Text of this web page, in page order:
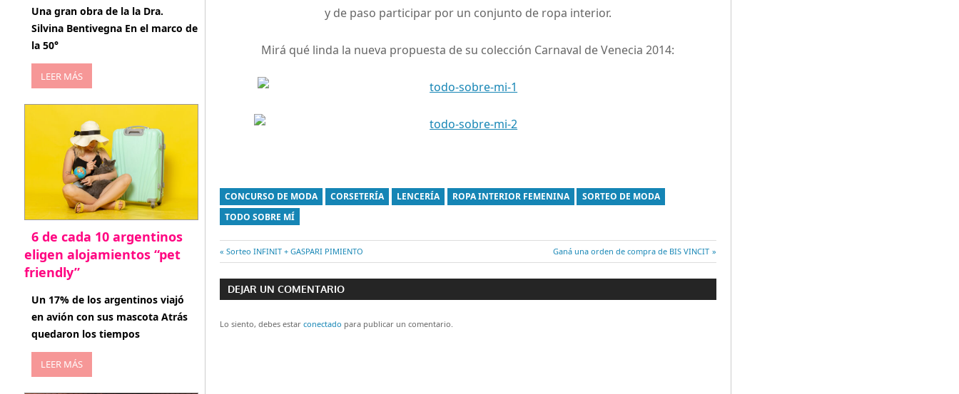
y de paso participar por un conjunto de ropa interior.
Mirá qué linda la nueva propuesta de su colección Carnaval de Venecia 2014:
CONCURSO DE MODA CORSETERÍA LENCERÍA ROPA INTERIOR FEMENINA
SORTEO DE MODA
TODO SOBRE MÍ
Navegación
de
entradas
Entrada
anterior:
Sorteo INFINIT + GASPARI PIMIENTO
Entrada
siguiente:
Ganá una orden de compra de BIS VINCIT
DEJAR UN COMENTARIO
Lo siento, debes estar conectado para publicar un comentario.
abril 29, 2026
Una gran obra de la la Dra.
Silvina Bentivegna En el marco de
la 50°
LEER MÁS
6 de cada 10 argentinos
eligen alojamientos “pet
friendly”
abril 27, 2026
Un 17% de los argentinos viajó
en avión con sus mascota Atrás
quedaron los tiempos
LEER MÁS